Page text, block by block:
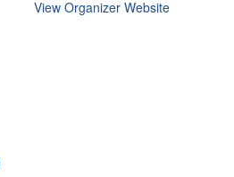
View Organizer Website